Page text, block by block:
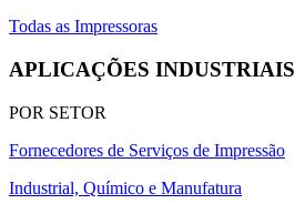
Todas as Impressoras
APLICAÇÕES INDUSTRIAIS
POR SETOR
Fornecedores de Serviços de Impressão
Industrial, Químico e Manufatura